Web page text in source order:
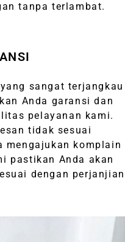
tanpa terlambat.
yang sangat terjangkau
Anda garansi dan
pelayanan kami.
tidak sesuai
mengajukan komplain
pastikan Anda akan
dengan perjanjian